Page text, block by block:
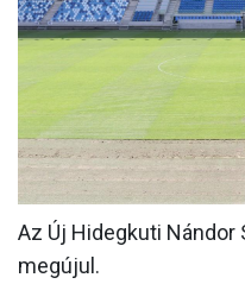
Az Új Hidegkuti
megújul.